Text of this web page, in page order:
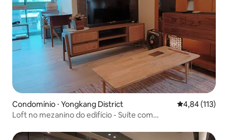
Condomínio ⋅ Yongkang District 4,84 de uma
4,84 (113)
Loft no mezanino do edifício - Suíte com
elevador